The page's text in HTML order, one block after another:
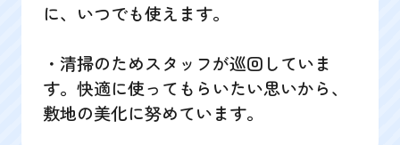
に、いつでも使えます。
・清掃のためスタッフが巡回していま
す。快適に使ってもらいたい思いから、
敷地の美化に努めています。